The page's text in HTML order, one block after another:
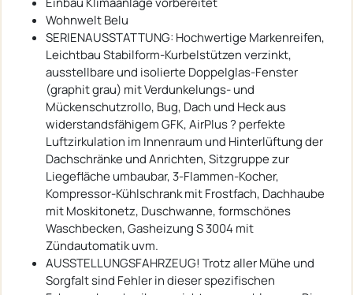
Wohnwelt Belu
SERIENAUSSTATTUNG: Hochwertige Markenreifen,
Leichtbau Stabilform-Kurbelstützen verzinkt,
ausstellbare und isolierte Doppelglas-Fenster
(graphit grau) mit Verdunkelungs- und
Mückenschutzrollo, Bug, Dach und Heck aus
widerstandsfähigem GFK, AirPlus ? perfekte
Luftzirkulation im Innenraum und Hinterlüftung der
Dachschränke und Anrichten, Sitzgruppe zur
Liegefläche umbaubar, 3-Flammen-Kocher,
Kompressor-Kühlschrank mit Frostfach, Dachhaube
mit Moskitonetz, Duschwanne, formschönes
Waschbecken, Gasheizung S 3004 mit
Zündautomatik uvm.
AUSSTELLUNGSFAHRZEUG! Trotz aller Mühe und
Sorgfalt sind Fehler in dieser spezifischen